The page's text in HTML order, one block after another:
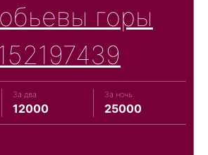
горы
За два
12000
За ночь
25000